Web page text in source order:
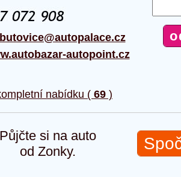
autopoint.cz
nabídku ( 69 )
Půjčte si na auto
od Zonky.